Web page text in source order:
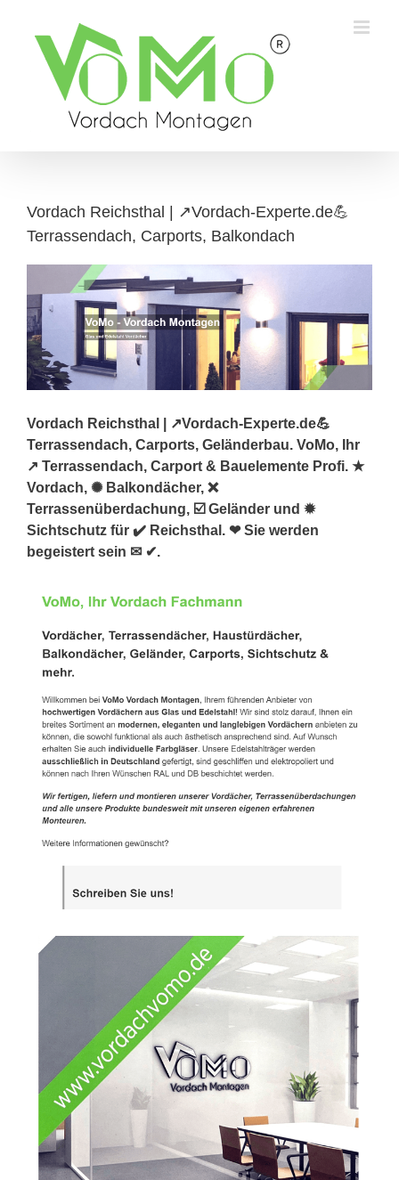
content
Vordach Reichsthal | ↗️Vordach-Experte.de💪
Terrassendach, Carports, Balkondach
Vordach Reichsthal | ↗️Vordach-Experte.de💪
Terrassendach, Carports, Geländerbau. VoMo, Ihr
↗️ Terrassendach, Carport & Bauelemente Profi. ★
Vordach, ✺ Balkondächer, ❌
Terrassenüberdachung, ☑️ Geländer und ✹
Sichtschutz für ✔️ Reichsthal. ❤ Sie werden
begeistert sein ✉ ✔.